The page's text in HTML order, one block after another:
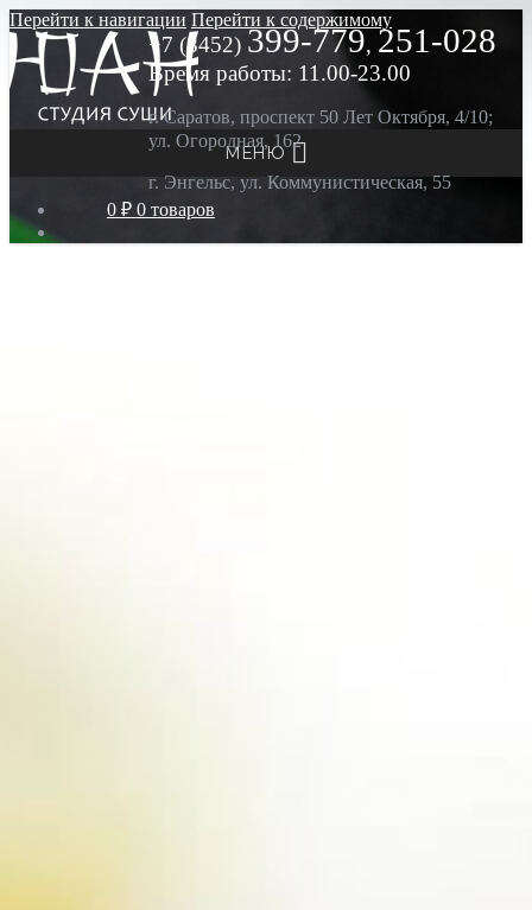
Перейти к навигации Перейти к содержимому
МЕНЮ
0 ₽ 0 товаров
+7 (8452) 399-779, 251-028
Время работы: 11.00-23.00
г. Саратов, проспект 50 Лет Октября, 4/10;
ул. Огородная, 162
г. Энгельс, ул. Коммунистическая, 55